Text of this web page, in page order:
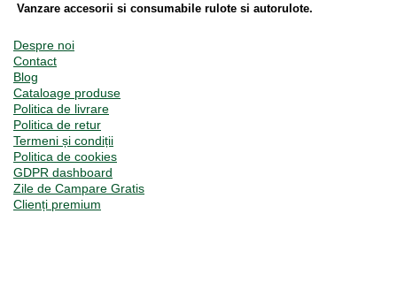
Vanzare accesorii si consumabile rulote si autorulote.
Despre noi
Contact
Blog
Cataloage produse
Politica de livrare
Politica de retur
Termeni și condiții
Politica de cookies
GDPR dashboard
Zile de Campare Gratis
Clienți premium